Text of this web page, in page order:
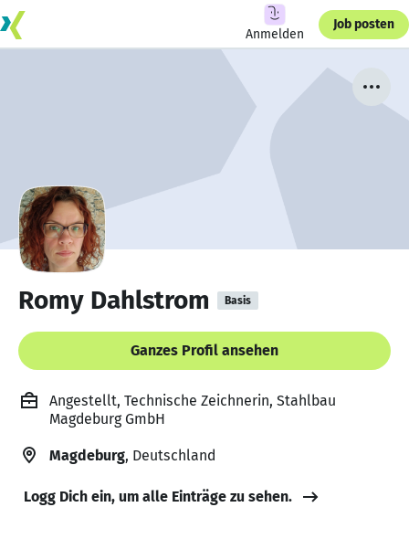
Anmelden
Job posten
Romy Dahlstrom Basis
Ganzes Profil ansehen
Angestellt, Technische Zeichnerin, Stahlbau
Magdeburg GmbH
Magdeburg, Deutschland
Logg Dich ein, um alle Einträge zu sehen.